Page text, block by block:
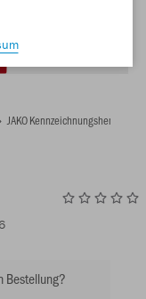
JAKO Kennzeichnungshemd
Bestellung?